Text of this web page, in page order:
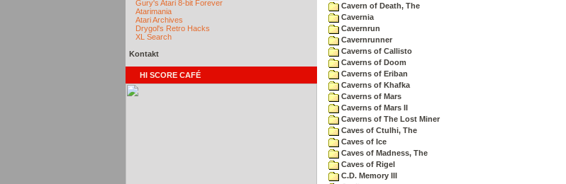
Gury's Atari 8-bit Forever
Atarimania
Atari Archives
Drygol's Retro Hacks
XL Search
Kontakt
HI SCORE CAFÉ
Cavern of Death, The
Cavernia
Cavernrun
Cavernrunner
Caverns of Callisto
Caverns of Doom
Caverns of Eriban
Caverns of Khafka
Caverns of Mars
Caverns of Mars II
Caverns of The Lost Miner
Caves of Ctulhi, The
Caves of Ice
Caves of Madness, The
Caves of Rigel
C.D. Memory III